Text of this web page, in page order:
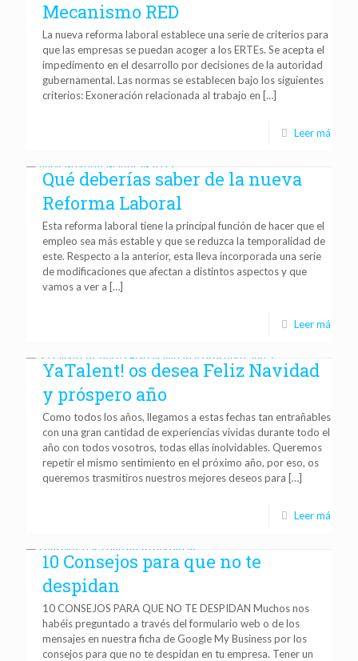
Mecanismo RED
La nueva reforma laboral establece una serie de criterios para
que las empresas se puedan acoger a los ERTEs. Se acepta el
impedimento en el desarrollo por decisiones de la autoridad
gubernamental. Las normas se establecen bajo los siguientes
criterios: Exoneración relacionada al trabajo en […]
Leer más
Qué deberías saber de la nueva
Reforma Laboral
Esta reforma laboral tiene la principal función de hacer que el
empleo sea más estable y que se reduzca la temporalidad de
este. Respecto a la anterior, esta lleva incorporada una serie
de modificaciones que afectan a distintos aspectos y que
vamos a ver a […]
Leer más
YaTalent! os desea Feliz Navidad
y próspero año
Como todos los años, llegamos a estas fechas tan entrañables
con una gran cantidad de experiencias vividas durante todo el
año con todos vosotros, todas ellas inolvidables. Queremos
repetir el mismo sentimiento en el próximo año, por eso, os
queremos trasmitiros nuestros mejores deseos para […]
Leer más
10 Consejos para que no te
despidan
10 CONSEJOS PARA QUE NO TE DESPIDAN Muchos nos
habéis preguntado a través del formulario web o de los
mensajes en nuestra ficha de Google My Business por los
consejos para que no te despidan en tu empresa. Tener un